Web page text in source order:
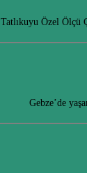
Tatlıkuyu Özel Ölçü
Gebze’de